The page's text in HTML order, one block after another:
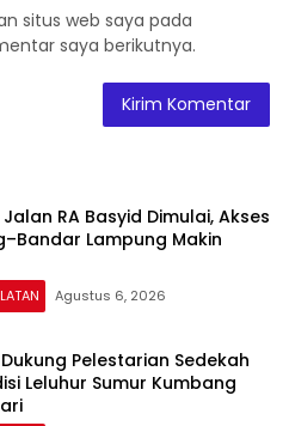
situs web saya pada
saya berikutnya.
RA Basyid Dimulai, Akses
Lampung Makin
Agustus 6, 2026
Pelestarian Sedekah
Leluhur Sumur Kumbang